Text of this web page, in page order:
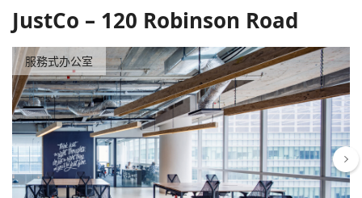
JustCo – 120 Robinson Road
服務式办公室